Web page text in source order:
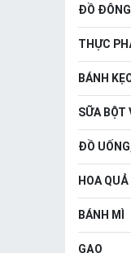
ĐỒ
THỰC
BÁNH
SỮA BỘT
ĐỒ
HOA
BÁNH MÌ
GẠO